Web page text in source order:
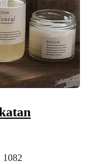
1082